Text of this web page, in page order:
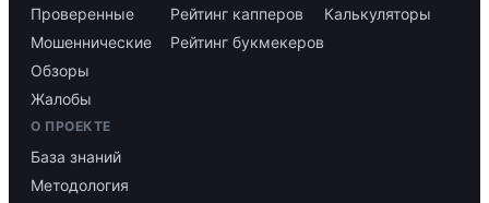
Проверенные
Мошеннические
Обзоры
Жалобы
Рейтинг капперов
Рейтинг букмекеров
Калькуляторы
О ПРОЕКТЕ
База знаний
Методология